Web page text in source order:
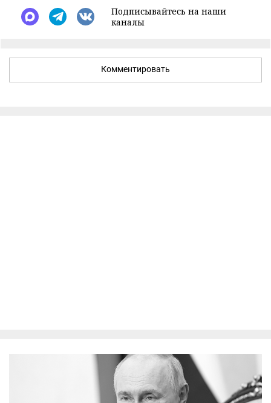
Подписывайтесь на наши
каналы
Комментировать